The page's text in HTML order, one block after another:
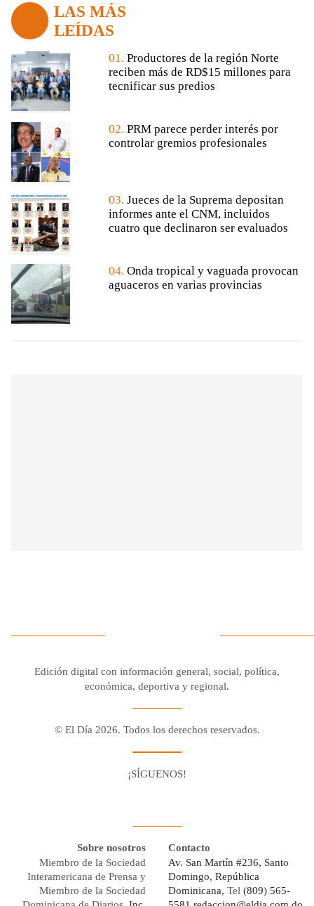
LAS MÁS
LEÍDAS
01. Productores de la región Norte
reciben más de RD$15 millones para
tecnificar sus predios
02. PRM parece perder interés por
controlar gremios profesionales
03. Jueces de la Suprema depositan
informes ante el CNM, incluidos
cuatro que declinaron ser evaluados
04. Onda tropical y vaguada provocan
aguaceros en varias provincias
Edición digital con información general, social, política,
económica, deportiva y regional.
© El Día 2026. Todos los derechos reservados.
¡SÍGUENOS!
Sobre nosotros
Miembro de la Sociedad
Interamericana de Prensa y
Miembro de la Sociedad
Contacto
Av. San Martín #236, Santo
Domingo, República
Dominicana, Tel (809) 565-